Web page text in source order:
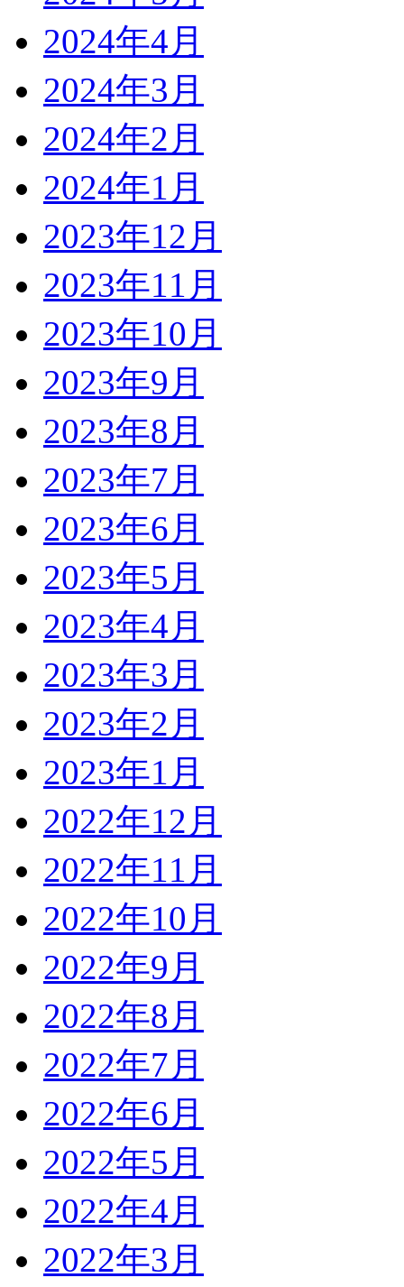
2024年4月
2024年3月
2024年2月
2024年1月
2023年12月
2023年11月
2023年10月
2023年9月
2023年8月
2023年7月
2023年6月
2023年5月
2023年4月
2023年3月
2023年2月
2023年1月
2022年12月
2022年11月
2022年10月
2022年9月
2022年8月
2022年7月
2022年6月
2022年5月
2022年4月
2022年3月